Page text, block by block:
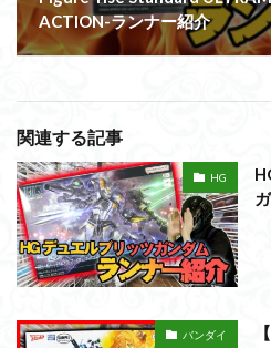
ACTION-ランナー紹介
関連する記事
HG
バンダイ